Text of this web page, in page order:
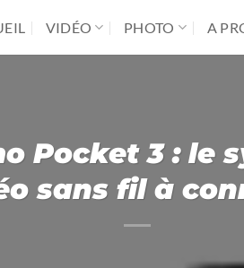
VIDÉO PHOTO A
Pocket 3 : le
sans fil à